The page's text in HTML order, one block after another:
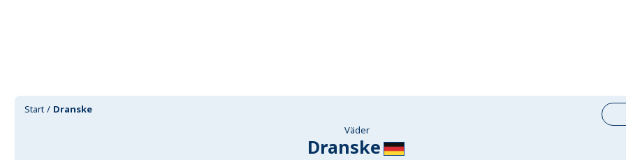
Start
Dranske
Väder
Dranske